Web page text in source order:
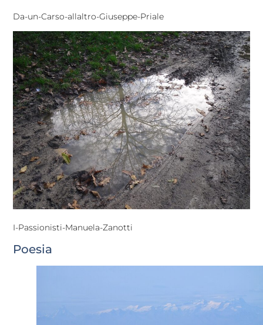
Da-un-Carso-allaltro-Giuseppe-Priale
I-Passionisti-Manuela-Zanotti
Poesia